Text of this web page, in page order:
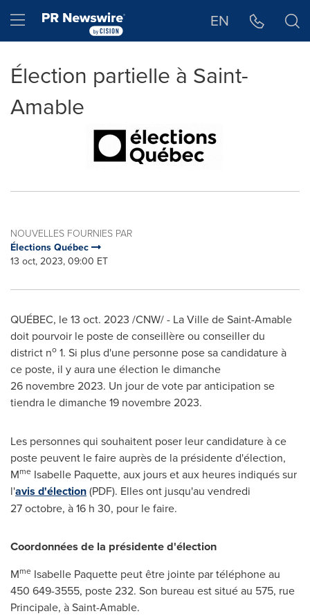
Hamburger menu EN
Élection partielle à Saint-
Amable
NOUVELLES FOURNIES PAR
Élections Québec
13 oct, 2023, 09:00 ET
QUÉBEC, le13 oct. 2023 /CNW/ - La Ville deSaint-Amable
doit pourvoir le poste de conseillère ou conseiller du
district no 1. Si plus d'une personne pose sa candidature à
ce poste, il y aura une élection le dimanche
26 novembre 2023. Un jour de vote par anticipation se
tiendra le dimanche 19 novembre 2023.
Les personnes qui souhaitent poser leur candidature à ce
poste peuvent le faire auprès de la présidente d'élection,
Mme Isabelle Paquette, aux jours et aux heures indiqués sur
l'avis d'élection(PDF). Elles ont jusqu'au vendredi
27 octobre, à 16 h 30, pour le faire.
Coordonnées de la présidente d'élection
Mme Isabelle Paquette peut être jointe par téléphone au
450 649-3555, poste 232. Son bureau est situé au 575, rue
Principale, àSaint-Amable.